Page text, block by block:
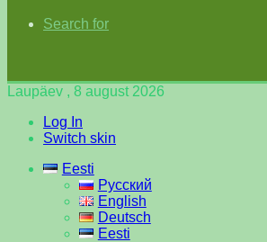
Search for
Laupäev , 8 august 2026
Log In
Switch skin
Eesti
Русский
English
Deutsch
Eesti